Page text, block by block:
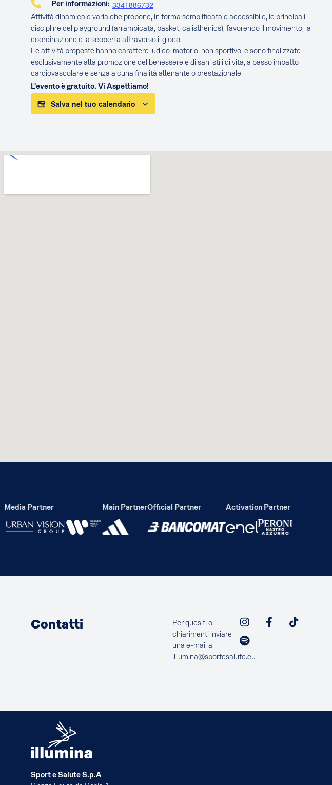
Per informazioni: 3341886732
Attività dinamica e varia che propone, in forma semplificata e accessibile, le principali
discipline del playground (arrampicata, basket, calisthenics), favorendo il movimento, la
coordinazione e la scoperta attraverso il gioco.
Le attività proposte hanno carattere ludico-motorio, non sportivo, e sono finalizzate
esclusivamente alla promozione del benessere e di sani stili di vita, a basso impatto
cardiovascolare e senza alcuna finalità allenante o prestazionale.
L'evento è gratuito. Vi Aspettiamo!
Salva nel tuo calendario
Partner Main PartnerOfficial Partner Activation Partner
Contatti
Per quesiti o
chiarimenti inviare
una e-mail a:
illumina@sportesalute.eu
Sport e Salute S.p.A